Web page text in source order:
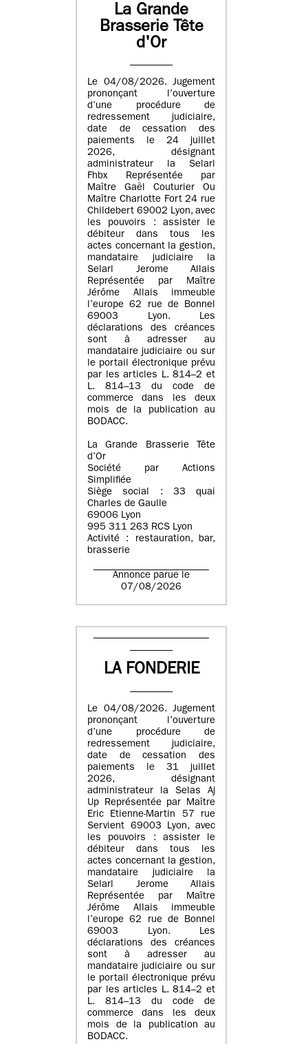
La Grande
Brasserie Tête
d'Or
Le 04/08/2026. Jugement
prononçant l’ouverture
d’une procédure de
redressement judiciaire,
date de cessation des
paiements le 24 juillet
2026, désignant
administrateur la Selarl
Fhbx Représentée par
Maître Gaël Couturier Ou
Maître Charlotte Fort 24 rue
Childebert 69002 Lyon, avec
les pouvoirs : assister le
débiteur dans tous les
actes concernant la gestion,
mandataire judiciaire la
Selarl Jerome Allais
Représentée par Maître
Jérôme Allais immeuble
l’europe 62 rue de Bonnel
69003 Lyon. Les
déclarations des créances
sont à adresser au
mandataire judiciaire ou sur
le portail électronique prévu
par les articles L. 814–2 et
L. 814–13 du code de
commerce dans les deux
mois de la publication au
BODACC.
La Grande Brasserie Tête
d’Or
Société par Actions
Simplifiée
Siège social : 33 quai
Charles de Gaulle
69006 Lyon
995 311 263 RCS Lyon
Activité : restauration, bar,
brasserie
Annonce parue le
07/08/2026
LA FONDERIE
Le 04/08/2026. Jugement
prononçant l’ouverture
d’une procédure de
redressement judiciaire,
date de cessation des
paiements le 31 juillet
2026, désignant
administrateur la Selas Aj
Up Représentée par Maître
Eric Etienne-Martin 57 rue
Servient 69003 Lyon, avec
les pouvoirs : assister le
débiteur dans tous les
actes concernant la gestion,
mandataire judiciaire la
Selarl Jerome Allais
Représentée par Maître
Jérôme Allais immeuble
l’europe 62 rue de Bonnel
69003 Lyon. Les
déclarations des créances
sont à adresser au
mandataire judiciaire ou sur
le portail électronique prévu
par les articles L. 814–2 et
L. 814–13 du code de
commerce dans les deux
mois de la publication au
BODACC.